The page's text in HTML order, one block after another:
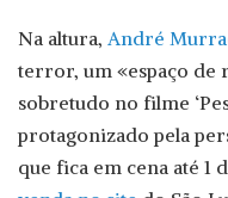
Na altura, André
terror, um «espaço de
sobretudo no filme
protagonizado pela
que fica em cena até 1